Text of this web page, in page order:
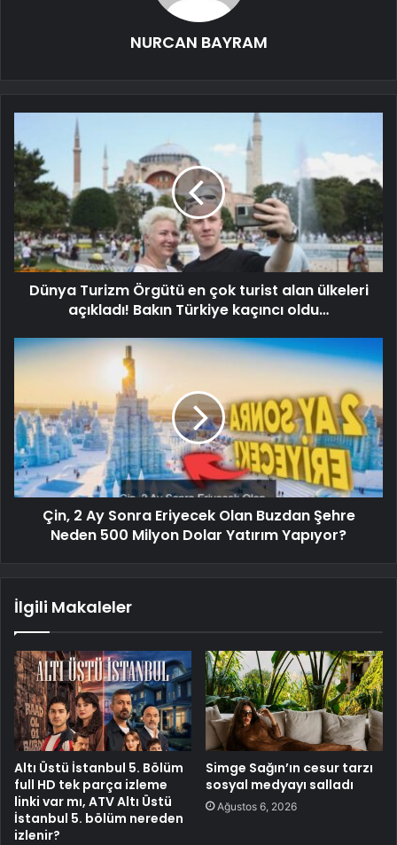
NURCAN BAYRAM
Dünya Turizm Örgütü en çok turist alan ülkeleri
açıkladı! Bakın Türkiye kaçıncı oldu…
Çin, 2 Ay Sonra Eriyecek Olan Buzdan Şehre
Neden 500 Milyon Dolar Yatırım Yapıyor?
İlgili Makaleler
Altı Üstü İstanbul 5. Bölüm
full HD tek parça izleme
linki var mı, ATV Altı Üstü
İstanbul 5. bölüm nereden
izlenir?
Simge Sağın’ın cesur tarzı
sosyal medyayı salladı
Ağustos 6, 2026